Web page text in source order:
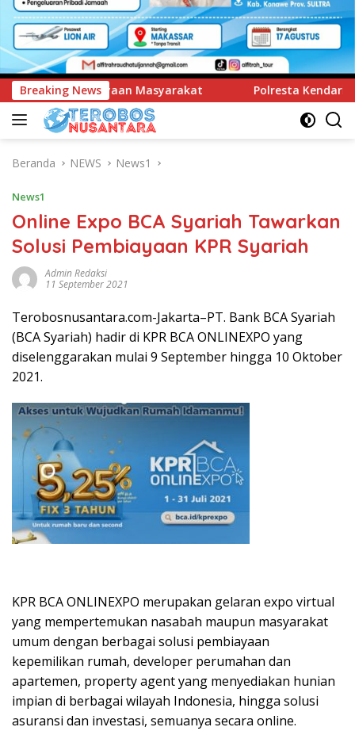
Breaking NewsPolresta Kendari Ungkap Kasus Curnik, Lima
Beranda NEWS News1
News1
Online Expo BCA Syariah Tawarkan
Solusi Pembiayaan KPR Syariah
Admin Redaksi
11 September 2021
Terobosnusantara.com-Jakarta–PT. Bank BCA Syariah
(BCA Syariah) hadir di KPR BCA ONLINEXPO yang
diselenggarakan mulai 9 September hingga 10 Oktober
2021.
KPR BCA ONLINEXPO merupakan gelaran expo virtual
yang mempertemukan nasabah maupun masyarakat
umum dengan berbagai solusi pembiayaan
kepemilikan rumah, developer perumahan dan
apartemen, property agent yang menyediakan hunian
impian di berbagai wilayah Indonesia, hingga solusi
asuransi dan investasi, semuanya secara online.